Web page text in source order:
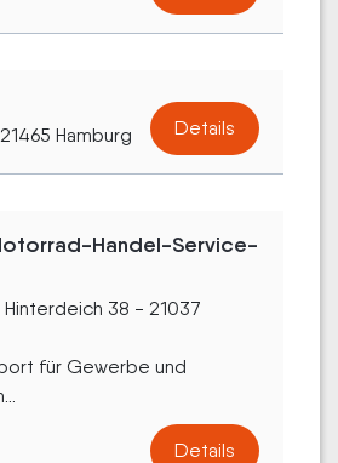
Hamburg Details
Handel-Service-
38 - 21037
für Gewerbe und
Details